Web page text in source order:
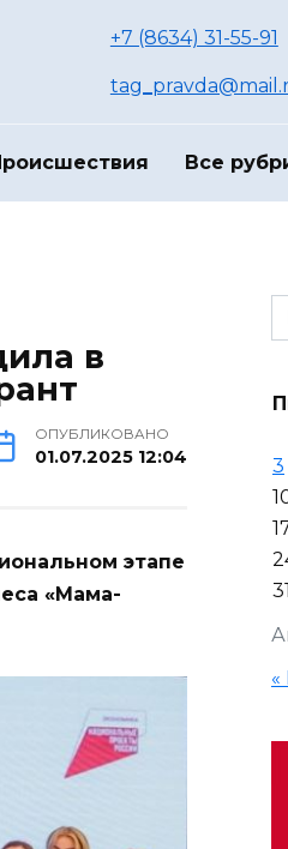
+7 (8634) 31-55-91
Все
в
ОПУБЛИКОВАНО
01.07.2025 12:04
этапе
«Мама-
3
31